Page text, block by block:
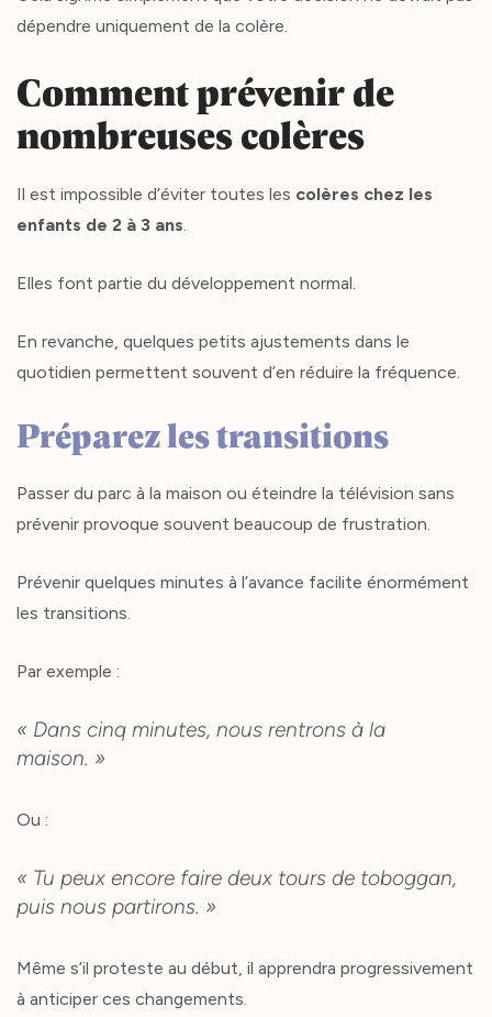
dépendre uniquement de la colère.
Comment prévenir de
nombreuses colères
Il est impossible d’éviter toutes les colères chez les
enfants de 2 à 3 ans
Elles font partie du développement normal.
En revanche, quelques petits ajustements dans le
quotidien permettent souvent d’en réduire la fréquence.
Préparez les transitions
Passer du parc à la maison ou éteindre la télévision sans
prévenir provoque souvent beaucoup de frustration.
Prévenir quelques minutes à l’avance facilite énormément
les transitions.
Par exemple :
« Dans cinq minutes, nous rentrons à la
maison. »
Ou :
« Tu peux encore faire deux tours de toboggan,
puis nous partirons. »
Même s’il proteste au début, il apprendra progressivement
à anticiper ces changements.